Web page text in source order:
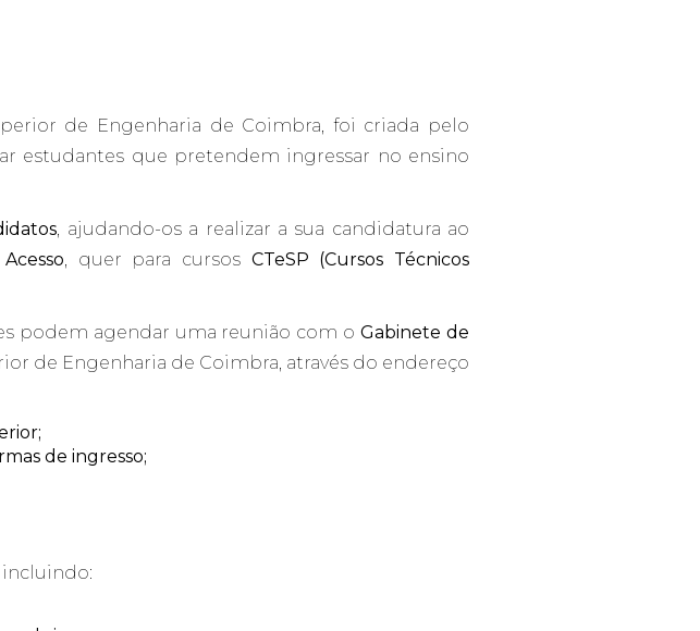
de Engenharia de Coimbra, foi criada pelo
estudantes que pretendem ingressar no ensino
, ajudando-os a realizar a sua candidatura ao
, quer para cursos CTeSP (Cursos Técnicos
podem agendar uma reunião com oGabinete de
de Engenharia de Coimbra, através do endereço
de ingresso;
incluindo: